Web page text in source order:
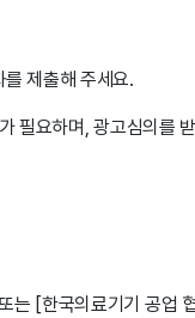
제출해 주세요.
필요하며, 광고심의를
는 [한국의료기기 공업